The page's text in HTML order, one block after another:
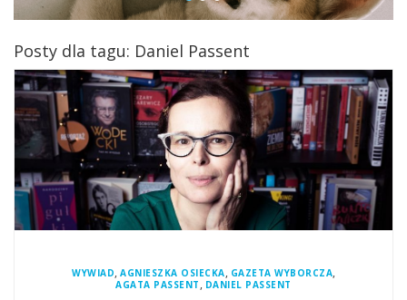
Posty dla tagu: Daniel Passent
WYWIAD, AGNIESZKA OSIECKA, GAZETA WYBORCZA,
AGATA PASSENT , DANIEL PASSENT